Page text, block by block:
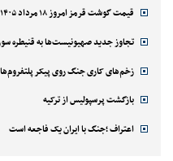
قیمت گوشت قرمز امروز ۱۸ مرداد ۱۴۰۵
تجاوز جدید صهیونیست‌ها به قنیطره
زخم‌های کاری جنگ روی پیکر
بازگشت پرسپولیس از ترکیه
اعتراف ؛جنگ با ایران یک فاجعه است